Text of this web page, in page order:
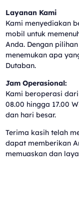
Layanan Kami
Kami menyediakan
mobil untuk
Anda. Dengan
menemukan apa
Dutaban.
Jam Operasional:
Kami beroperasi
08.00 hingga 17.00
dan hari besar.
Terima kasih telah
dapat memberikan
memuaskan dan